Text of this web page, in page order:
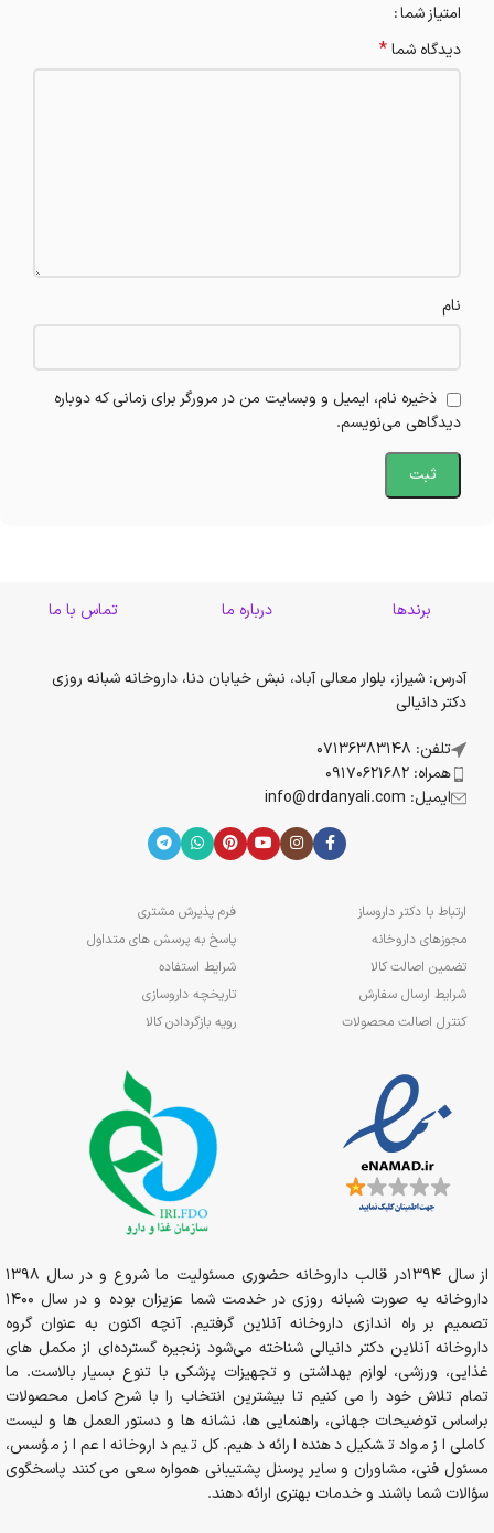
امتیاز شما
دیدگاه شما*
نام
ذخیره نام، ایمیل و وبسایت من در مرورگر برای زمانی که دوباره
دیدگاهی می‌نویسم.
برندها درباره ما تماس با ما
آدرس: شیراز، بلوار معالی آباد، نبش خیابان دنا، داروخانه شبانه روزی
دکتر دانیالی
تلفن: 07136383148
همراه: 09170621682
ایمیل: info@drdanyali.com
ارتباط با دکتر داروساز
مجوزهای داروخانه
تضمین اصالت کالا
شرایط ارسال سفارش
کنترل اصالت محصولات
فرم پذیرش مشتری
پاسخ به پرسش های متداول
شرایط استفاده
تاریخچه داروسازی
رویه بازگردادن کالا
از سال 1394در قالب داروخانه حضوری مسئولیت ما شروع و در سال 1398
داروخانه به صورت شبانه روزی در خدمت شما عزیزان بوده و در سال 1400
تصمیم بر راه اندازی داروخانه آنلاین گرفتیم. آنچه اکنون به عنوان گروه
داروخانه آنلاین دکتر دانیالی شناخته می‌شود زنجیره گسترده‌ای از مکمل های
غذایی، ورزشی، لوازم بهداشتی و تجهیزات پزشکی با تنوع بسیار بالاست. ما
تمام تلاش خود را می کنیم تا بیشترین انتخاب را با شرح کامل محصولات
براساس توضیحات جهانی، راهنمایی ها، نشانه ها و دستور العمل ها و لیست
کاملی از مواد تشکیل دهنده ارائه دهیم. کل تیم داروخانه اعم از مؤسس،
مسئول فنی، مشاوران و سایر پرسنل پشتیبانی همواره سعی می کنند پاسخگوی
سؤالات شما باشند و خدمات بهتری ارائه دهند.